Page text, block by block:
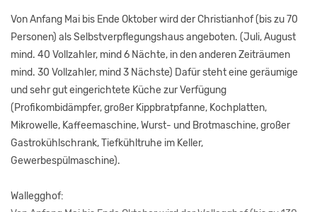
Von Anfang Mai bis Ende Oktober wird der Christianhof (bis zu 70
Personen) als Selbstverpflegungshaus angeboten. (Juli, August
mind. 40 Vollzahler, mind 6 Nächte, in den anderen Zeiträumen
mind. 30 Vollzahler, mind 3 Nächste) Dafür steht eine geräumige
und sehr gut eingerichtete Küche zur Verfügung
(Profikombidämpfer, großer Kippbratpfanne, Kochplatten,
Mikrowelle, Kaffeemaschine, Wurst- und Brotmaschine, großer
Gastrokühlschrank, Tiefkühltruhe im Keller,
Gewerbespülmaschine).
Wallegghof: